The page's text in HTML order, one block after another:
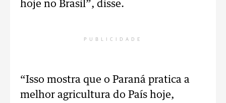
hoje no Brasil”, disse.
PUBLICIDADE
“Isso mostra que o Paraná pratica a
melhor agricultura do País hoje,